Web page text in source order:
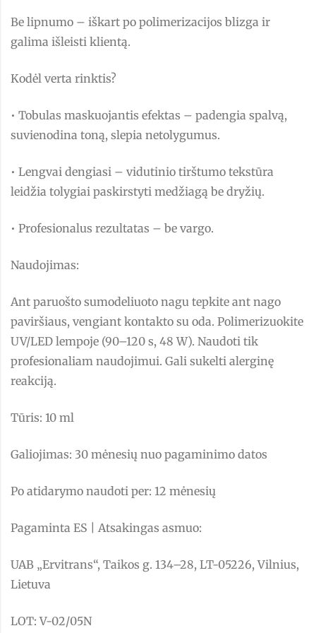
Be lipnumo – iškart po polimerizacijos blizga ir
galima išleisti klientą.
Kodėl verta rinktis?
• Tobulas maskuojantis efektas – padengia spalvą,
suvienodina toną, slepia netolygumus.
• Lengvai dengiasi – vidutinio tirštumo tekstūra
leidžia tolygiai paskirstyti medžiagą be dryžių.
• Profesionalus rezultatas – be vargo.
Naudojimas:
Ant paruošto sumodeliuoto nagu tepkite ant nago
paviršiaus, vengiant kontakto su oda. Polimerizuokite
UV/LED lempoje (90–120 s, 48 W). Naudoti tik
profesionaliam naudojimui. Gali sukelti alerginę
reakciją.
Tūris: 10 ml
Galiojimas: 30 mėnesių nuo pagaminimo datos
Po atidarymo naudoti per: 12 mėnesių
Pagaminta ES | Atsakingas asmuo:
UAB „Ervitrans“, Taikos g. 134–28, LT-05226, Vilnius,
Lietuva
LOT: V-02/05N